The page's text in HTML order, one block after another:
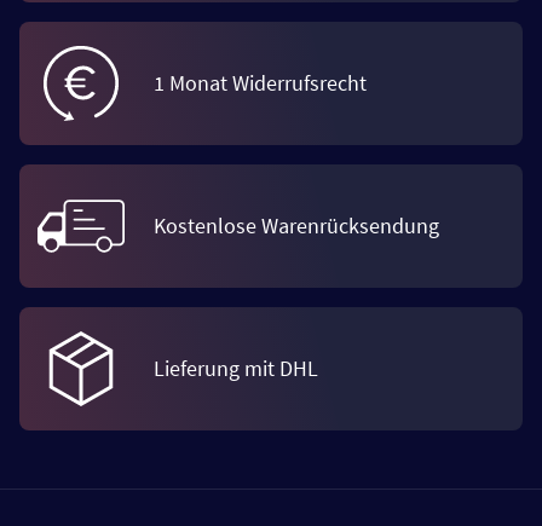
1 Monat Widerrufsrecht
Kostenlose Warenrücksendung
Lieferung mit DHL